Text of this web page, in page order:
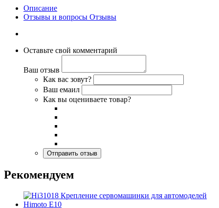
Описание
Отзывы и вопросы Отзывы
Оставьте свой комментарий
Ваш отзыв
Как вас зовут?
Ваш емаил
Как вы оцениваете товар?
Рекомендуем